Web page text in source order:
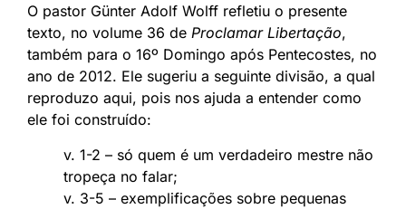
O pastor Günter Adolf Wolff refletiu o presente
texto, no volume 36 de Proclamar Libertação,
também para o 16º Domingo após Pentecostes, no
ano de 2012. Ele sugeriu a seguinte divisão, a qual
reproduzo aqui, pois nos ajuda a entender como
ele foi construído:
v. 1-2 – só quem é um verdadeiro mestre não
tropeça no falar;
v. 3-5 – exemplificações sobre pequenas